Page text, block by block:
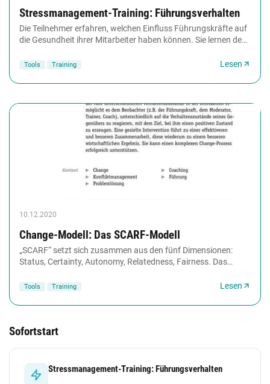
Stressmanagement-Training: Führungsverhalten
Die Teilnehmer erfahren, welchen Einfluss Führungskräfte auf
die Gesundheit ihrer Mitarbeiter haben können. Sie lernen den
Tools Training Lesen
10.12.2020
Change-Modell: Das SCARF-Modell
„SCARF“ setzt sich zusammen aus den fünf Dimensionen:
Status, Certainty, Autonomy, Relatedness, Fairness. Das
Tools Training Lesen
Sofortstart
Stressmanagement-Training: Führungsverhalten